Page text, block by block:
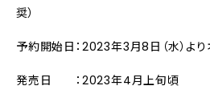
奨）
予約開始日：2023年3月8日（水）より
発売日 ：2023年4月上旬頃